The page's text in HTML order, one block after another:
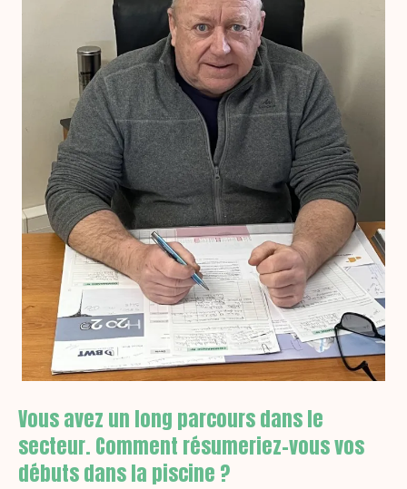
Vous avez un long parcours dans le
secteur. Comment résumeriez-vous vos
débuts dans la piscine ?